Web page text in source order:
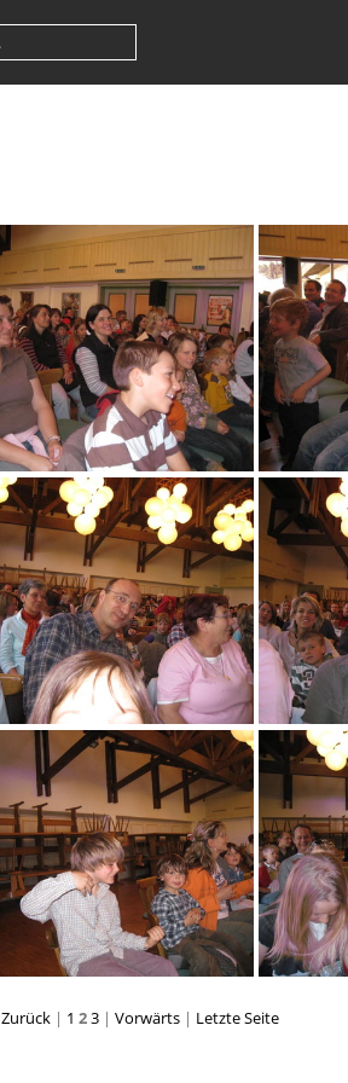
OMAISEL 553
OMAISEL 558
Zurück| 1 23 | Vorwärts | Letzte Seite